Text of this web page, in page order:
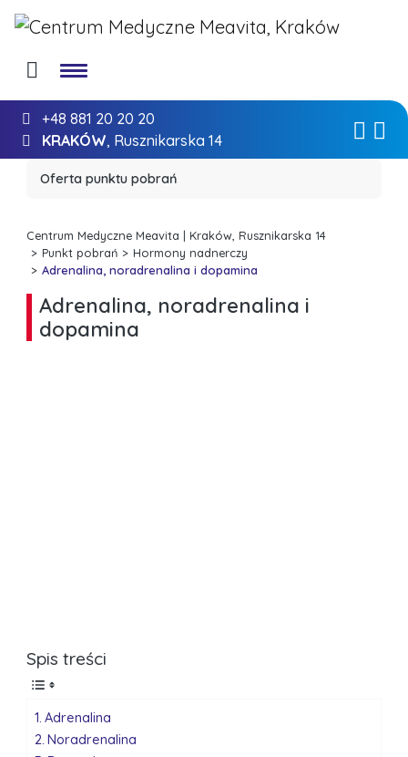
+48 881 20 20 20
KRAKÓW, Rusznikarska 14
Oferta punktu pobrań
Centrum Medyczne Meavita | Kraków, Rusznikarska 14
Punkt pobrań
Hormony nadnerczy
Adrenalina, noradrenalina i dopamina
Adrenalina, noradrenalina i
dopamina
Spis treści
Adrenalina
Noradrenalina